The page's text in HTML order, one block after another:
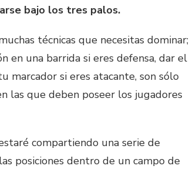
bajo los tres palos.
técnicas que necesitas dominar;
en una barrida si eres defensa, dar el
marcador si eres atacante, son sólo
las que deben poseer los jugadores
compartiendo una serie de
posiciones dentro de un campo de